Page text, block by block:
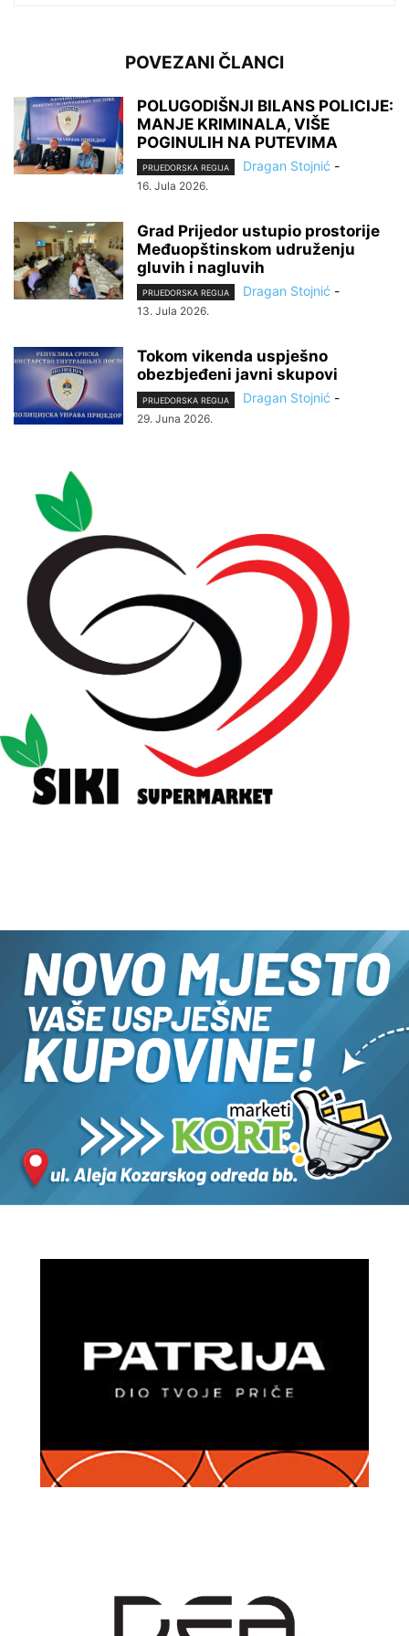
POVEZANI ČLANCI
POLUGODIŠNJI BILANS POLICIJE:
MANJE KRIMINALA, VIŠE
POGINULIH NA PUTEVIMA
PRIJEDORSKA REGIJA Dragan Stojnić -
16. Jula 2026.
Grad Prijedor ustupio prostorije
Međuopštinskom udruženju
gluvih i nagluvih
PRIJEDORSKA REGIJA Dragan Stojnić -
13. Jula 2026.
Tokom vikenda uspješno
obezbjeđeni javni skupovi
PRIJEDORSKA REGIJA Dragan Stojnić -
29. Juna 2026.